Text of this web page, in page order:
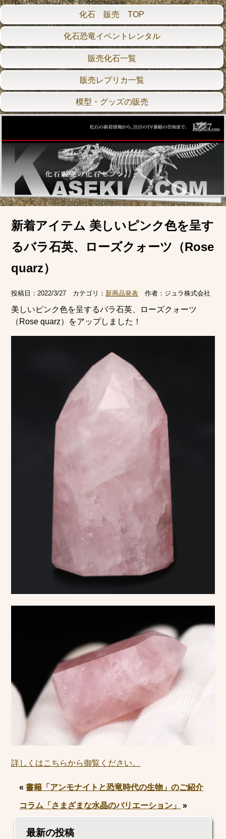
化石 販売 TOP
化石恐竜イベントレンタル
販売化石一覧
販売レプリカ一覧
模型・グッズの販売
新着アイテム 美しいピンク色を呈す
るバラ石英、ローズクォーツ（Rose
quarz）
投稿日：2022/3/27 カテゴリ： 新商品発表 作者： ジュラ株式会社
美しいピンク色を呈するバラ石英、ローズクォーツ
（Rose quarz）をアップしました！
詳しくはこちらから御覧ください。
«書籍「アンモナイトと恐竜時代の生物」のご紹介
コラム「さまざまな水晶のバリエーション」 »
最新の投稿